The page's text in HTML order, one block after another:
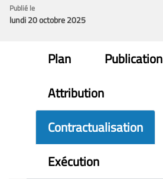
Publié le
lundi 20 octobre 2025
Plan
Publication
Attribution
Contractualisation
Exécution